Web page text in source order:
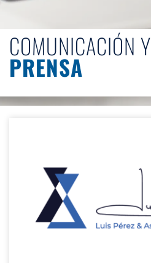
COMUNICACIÓN Y
PRENSA